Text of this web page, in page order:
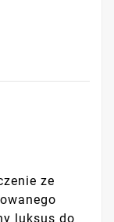
ze
luksus do